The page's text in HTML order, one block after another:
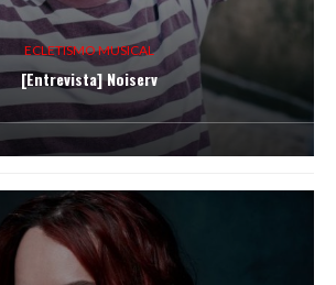
ECLETISMO MUSICAL
[Entrevista] Noiserv